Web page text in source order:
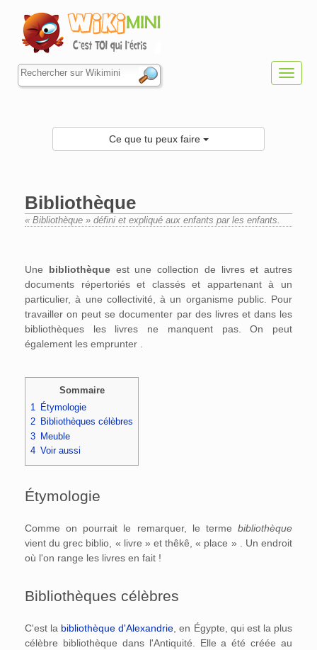
Ce que tu peux faire
Bibliothèque
« Bibliothèque » défini et expliqué aux enfants par les enfants.
Une bibliothèqueest une collection de livres et autres
documents répertoriés et classés et appartenant à un
particulier, à une collectivité, à un organisme public. Pour
travailler on peut se documenter par des livres et dans les
bibliothèques les livres ne manquent pas. On peut
également les emprunter .
Sommaire
1
Étymologie
2 Bibliothèques célèbres
3 Meuble
4 Voir aussi
Étymologie
Comme on pourrait le remarquer, le terme bibliothèque
vient du grec biblio, « livre » et thêkê, « place » . Un endroit
où l'on range les livres en fait !
Bibliothèques célèbres
C'est la bibliothèque d'Alexandrie , en Égypte, qui est la plus
célèbre bibliothèque dans l'Antiquité. Elle a été créée au